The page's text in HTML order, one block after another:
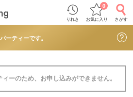
りれき お気に入り
0
さがす
パーティーです。
ーのため、お申し込みができません。